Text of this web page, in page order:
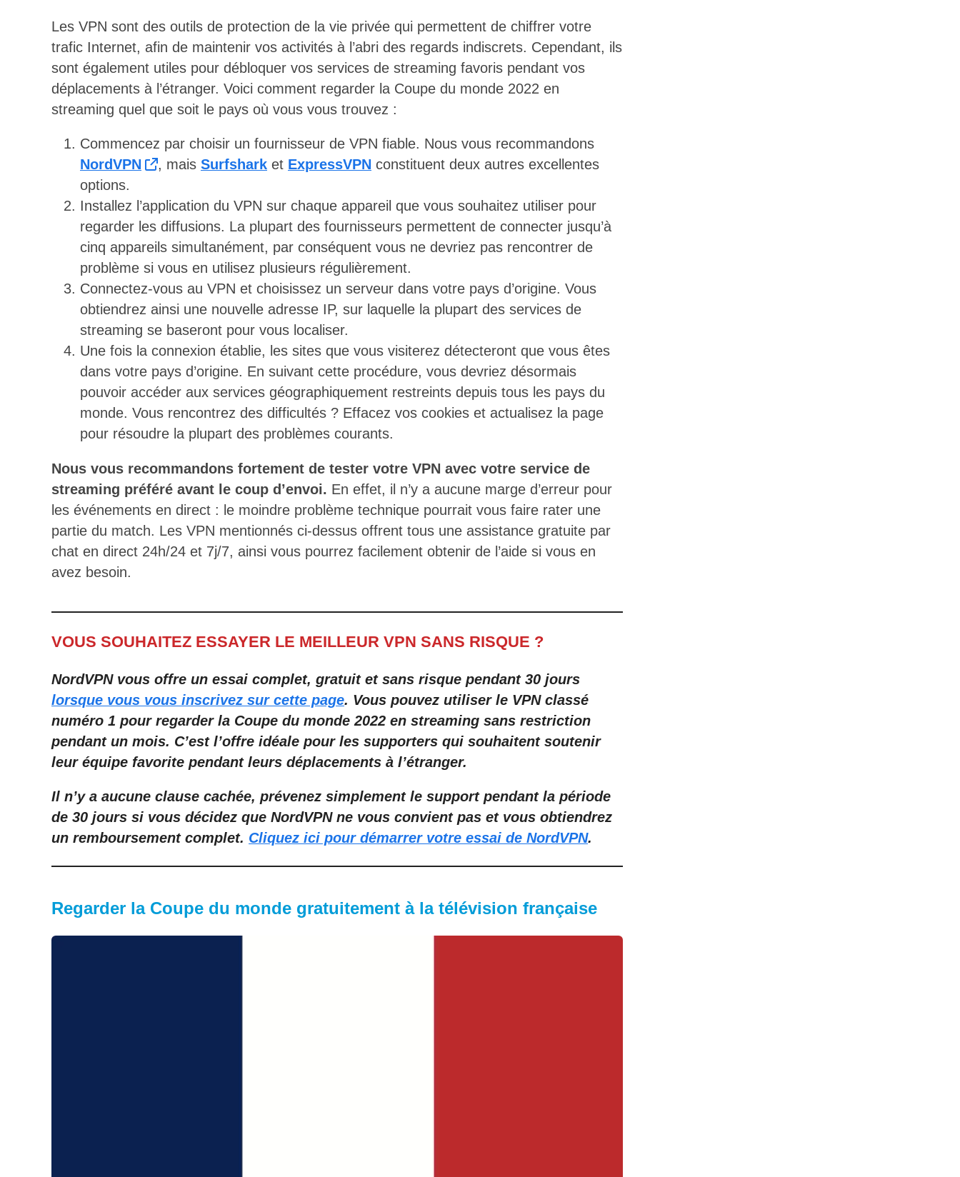
Les VPN sont des outils de protection de la vie privée qui permettent de chiffrer votre
trafic Internet, afin de maintenir vos activités à l’abri des regards indiscrets. Cependant, ils
sont également utiles pour débloquer vos services de streaming favoris pendant vos
déplacements à l’étranger. Voici comment regarder la Coupe du monde 2022 en
streaming quel que soit le pays où vous vous trouvez :
Commencez par choisir un fournisseur de VPN fiable. Nous vous recommandons
NordVPN
, mais Surfshark et ExpressVPN constituent deux autres excellentes
options.
Installez l’application du VPN sur chaque appareil que vous souhaitez utiliser pour
regarder les diffusions. La plupart des fournisseurs permettent de connecter jusqu’à
cinq appareils simultanément, par conséquent vous ne devriez pas rencontrer de
problème si vous en utilisez plusieurs régulièrement.
Connectez-vous au VPN et choisissez un serveur dans votre pays d’origine. Vous
obtiendrez ainsi une nouvelle adresse IP, sur laquelle la plupart des services de
streaming se baseront pour vous localiser.
Une fois la connexion établie, les sites que vous visiterez détecteront que vous êtes
dans votre pays d’origine. En suivant cette procédure, vous devriez désormais
pouvoir accéder aux services géographiquement restreints depuis tous les pays du
monde. Vous rencontrez des difficultés ? Effacez vos cookies et actualisez la page
pour résoudre la plupart des problèmes courants.
Nous vous recommandons fortement de tester votre VPN avec votre service de
streaming préféré avant le coup d’envoi. En effet, il n’y a aucune marge d’erreur pour
les événements en direct : le moindre problème technique pourrait vous faire rater une
partie du match. Les VPN mentionnés ci-dessus offrent tous une assistance gratuite par
chat en direct 24h/24 et 7j/7, ainsi vous pourrez facilement obtenir de l’aide si vous en
avez besoin.
VOUS SOUHAITEZ ESSAYER LE MEILLEUR VPN SANS RISQUE ?
NordVPN vous offre un essai complet, gratuit et sans risque pendant 30 jours
lorsque vous vous inscrivez sur cette page. Vous pouvez utiliser le VPN classé
numéro 1 pour regarder la Coupe du monde 2022 en streaming sans restriction
pendant un mois. C’est l’offre idéale pour les supporters qui souhaitent soutenir
leur équipe favorite pendant leurs déplacements à l’étranger.
Il n’y a aucune clause cachée, prévenez simplement le support pendant la période
de 30 jours si vous décidez que NordVPN ne vous convient pas et vous obtiendrez
un remboursement complet. Cliquez ici pour démarrer votre essai de NordVPN.
Regarder la Coupe du monde gratuitement à la télévision française